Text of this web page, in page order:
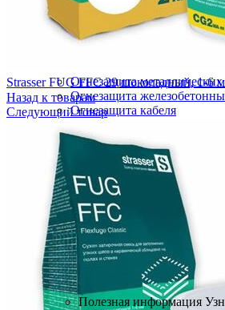
Термопанели (Фасадные
СФТК Квик-микс Лобатерм
Навесные системы
Огнезащита
Огнезащита
Огнезащита кабеля
Огнезащита воздуховодов
Огнезащита лстк и
ЛАКОКРАСОЧНЫЕ
Краски
Лаки
Пропитки
Грунтовки
БРЕНДЫ
Полезная информация
Полезная информация
Strasser FUG FFC 29 шоколадный, 1-6
Назад к товарам
Следующий товар